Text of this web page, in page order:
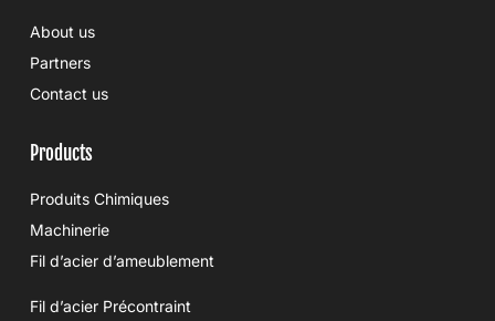
About us
Partners
Contact us
Products
Produits Chimiques
Machinerie
Fil d’acier d’ameublement
Fil d’acier Précontraint